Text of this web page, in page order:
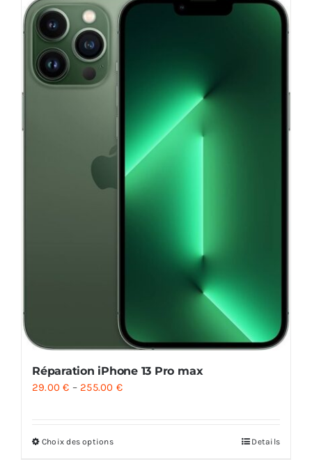
Réparation iPhone 13 Pro max
29.00€ – 255.00 €
Choix des options Details